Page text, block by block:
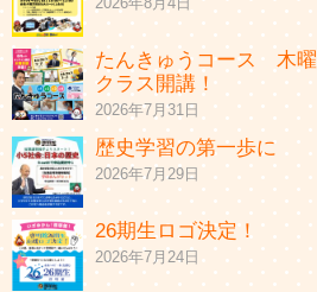
たんきゅうコース 木曜
クラス開講！
2026年7月31日
歴史学習の第一歩に
2026年7月29日
26期生ロゴ決定！
2026年7月24日